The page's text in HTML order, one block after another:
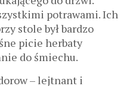
potrawami. Ich
stole był bardzo
picie herbaty
do śmiechu.
– lejtnant i